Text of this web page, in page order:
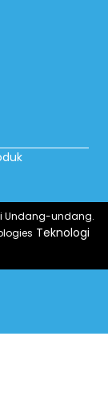
Undang-undang.
Teknologi